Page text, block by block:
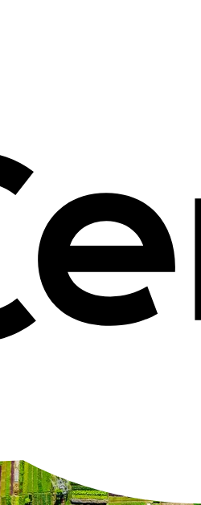
Elle s’adresse à tous.
qui touche à l’éducation dans la